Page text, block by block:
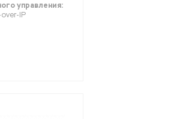
управления:
IP